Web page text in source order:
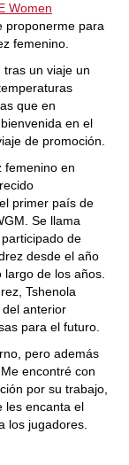
Women
proponerme para
femenino.
un viaje un
que en
en el
de promoción.
femenino en
primer país de
Se llama
de
desde el año
de los años.
Tshenola
anterior
para el futuro.
pero además
encontré con
por su trabajo,
les encanta el
los jugadores.